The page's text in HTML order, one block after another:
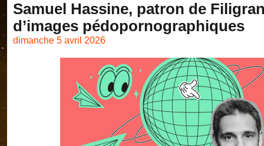
Samuel Hassine, patron de
d’images pédopornographiques
dimanche 5 avril 2026